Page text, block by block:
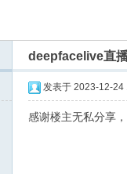
deepfacelive直
发表于 2023-12-24
感谢楼主无私分享